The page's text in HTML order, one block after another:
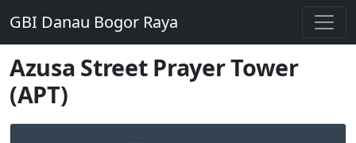
GBI Danau Bogor Raya
Azusa Street Prayer Tower
(APT)